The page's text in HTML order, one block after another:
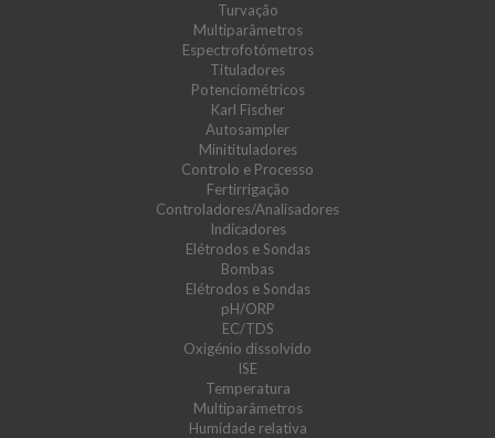
Turvação
Multiparâmetros
Espectrofotómetros
Tituladores
Potenciométricos
Karl Fischer
Autosampler
Minitituladores
Controlo e Processo
Fertirrigação
Controladores/Analisadores
Indicadores
Elétrodos e Sondas
Bombas
Elétrodos e Sondas
pH/ORP
EC/TDS
Oxigénio dissolvido
ISE
Temperatura
Multiparâmetros
Humidade relativa